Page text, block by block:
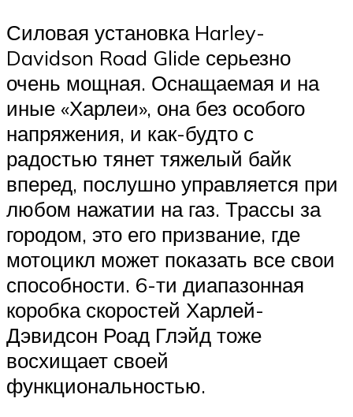
Силовая установка Harley-
Davidson Road Glide серьезно
очень мощная. Оснащаемая и на
иные «Харлеи», она без особого
напряжения, и как-будто с
радостью тянет тяжелый байк
вперед, послушно управляется при
любом нажатии на газ. Трассы за
городом, это его призвание, где
мотоцикл может показать все свои
способности. 6-ти диапазонная
коробка скоростей Харлей-
Дэвидсон Роад Глэйд тоже
восхищает своей
функциональностью.